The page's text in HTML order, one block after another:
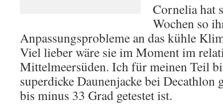
Cornelia hat
Wochen so
Anpassungsprobleme an das kühle
Viel lieber wäre sie im Moment im
Mittelmeersüden. Ich für meinen Teil
superdicke Daunenjacke bei Decathlon
bis minus 33 Grad getestet ist.